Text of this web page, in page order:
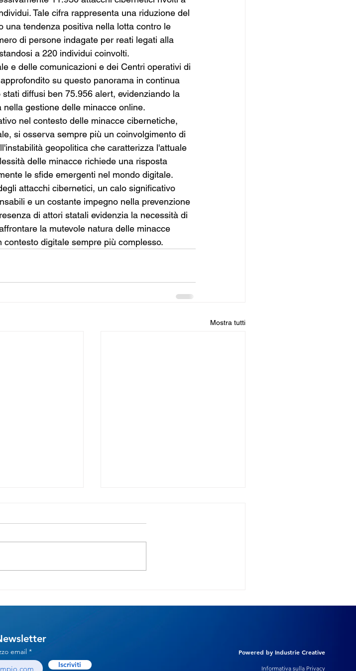
Tale cifra rappresenta una riduzione del
una tendenza positiva nella lotta contro le
di persone indagate per reati legati alla
a 220 individui coinvolti.
e delle comunicazioni e dei Centri operativi di
su questo panorama in continua
diffusi ben 75.956 alert, evidenziando la
gestione delle minacce online.
nel contesto delle minacce cibernetiche,
si osserva sempre più un coinvolgimento di
geopolitica che caratterizza l'attuale
delle minacce richiede una risposta
le sfide emergenti nel mondo digitale.
attacchi cibernetici, un calo significativo
e un costante impegno nella prevenzione
di attori statali evidenzia la necessità di
la mutevole natura delle minacce
digitale sempre più complesso.
Mostra tutti
email
Iscriviti
Powered by Industrie Creative
Informativa sulla Privacy